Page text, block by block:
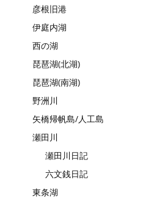
彦根旧港
伊庭内湖
西の湖
琵琶湖(北湖)
琵琶湖(南湖)
野洲川
矢橋帰帆島/人工島
瀬田川
瀬田川日記
六文銭日記
東条湖